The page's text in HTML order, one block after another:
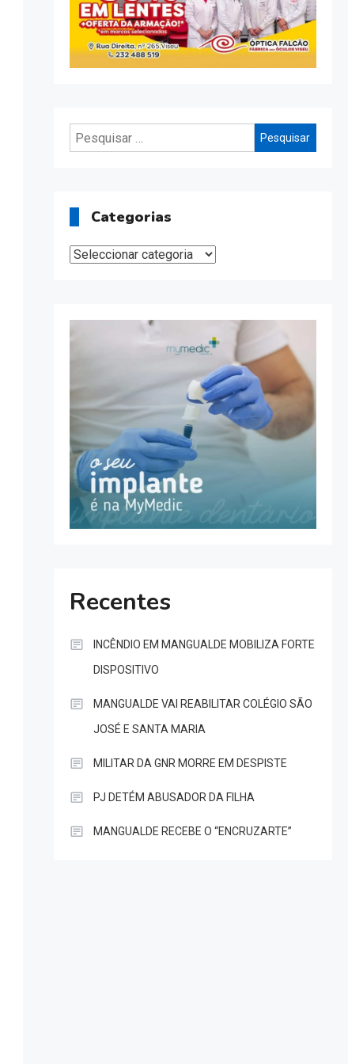
Pesquisar
por:
Categorias
Categorias
Recentes
INCÊNDIO EM MANGUALDE MOBILIZA FORTE
DISPOSITIVO
MANGUALDE VAI REABILITAR COLÉGIO SÃO
JOSÉ E SANTA MARIA
MILITAR DA GNR MORRE EM DESPISTE
PJ DETÉM ABUSADOR DA FILHA
MANGUALDE RECEBE O “ENCRUZARTE”